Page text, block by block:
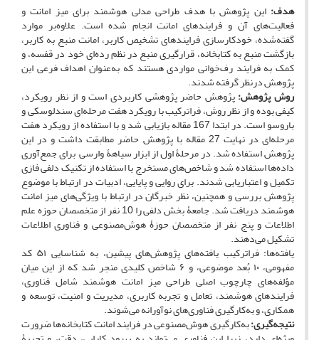
هدف:این پژوهش با هدف طراحی مدلی هوشمند برای میز امانت و
فعالیت‌های آن و فرایندهای امانت انجام شده‌ است. علاوه‌بر موارد
گفته‌شده، خودکارسازی فرایندهای تشخیص کاربر، امانت منبع به کاربر،
بازگشت منبع به کتابخانه، قرارگیری منبع در نظم رده‌ای خود در قفسه، و
کمک به فرایند رف‌خوانی مواردی هستند که به‌عنوان اهداف فرعی این
پژوهش درنظر گرفته شدند.
روش پژوهش:پژوهش حاضر پژوهشی کاربردی است و از نظر رویکرد،
کیفی بوده و از نظر روش، فراترکیب با رویکرد هفت مرحله‌ای سندلوسکی و
باروسو است. در ابتدا 167 مقاله بازیابی شد و با استفاده از رویکرد هفت
مرحله‌ای در نهایت 27 مقاله با پژوهش حاضر مطابقت داشت و در این
پژوهش استفاده شد. در مرحلۀ اول از ابزار سیاهۀ وارسی برای جمع‌آوری
داده‌ها استفاده شد و شاخص‌های مستخرج با استفاده از تکنیک دلفی فازی
تکمیل و اعتباریابی شدند. برای روایی و پایایی، ادبیات در ارتباط با موضوع
پژوهش بررسی و همچنین، نظر خبرگان در ارتباط با ویژگی‌های میز امانت
هوشمند دریافت شد. جامعۀ بخش دلفی را 10 نفر از متخصصان حوزه علم
اطلاعات و پنج نفر از متخصصان حوزۀ هوش‌مصنوعی و فناوری اطلاعات
تشکیل می‌دهند.
یافته‌ها: فراترکیب یافته‌های پژوهش‌های پیشین، به شناسایی ۵۱ کد
مفهومی، ۱۰ بُعد موضوعی، و ۶ شاخص کلیدی منجر شد که از این میان
مؤلفه‌های چارچوب اصلی طراحی میز امانت هوشمند شامل فناوری،
فرایندهای هوشمند، تعامل و تجربه کاربری، مدیریت و امنیت، توسعه و
همکاری، و به‌کارگیری فناوری‌های نوآورانه می‌شوند.
نتیجه‌گیری:به‌کارگیری هوش‌مصنوعی در فرایند امانت کتابخانه‌ها ضرورت